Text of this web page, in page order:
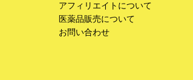
アフィリエイトについて
医薬品販売について
お問い合わせ